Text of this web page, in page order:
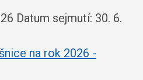
Datum sejmutí: 30. 6.
na rok 2026 -